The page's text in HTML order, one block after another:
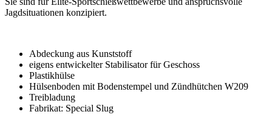
Jagdsituationen konzipiert.
Abdeckung aus Kunststoff
eigens entwickelter Stabilisator für Geschoss
Plastikhülse
Hülsenboden mit Bodenstempel und Zündhütchen W209
Treibladung
Fabrikat: Special Slug